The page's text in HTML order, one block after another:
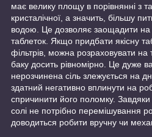
має велику площу в порівнянні з
кристалічної, а значить, більшу
водою. Це дозволяє заощадити на
таблеток. Якщо придбати якісну
фільтрів, можна розраховувати
баку досить рівномірно. Це дуже
нерозчинена сіль злежується на
здатний негативно вплинути на
спричинити його поломку. Завдяки
солі не потрібно перемішування
доводиться робити вручну чи